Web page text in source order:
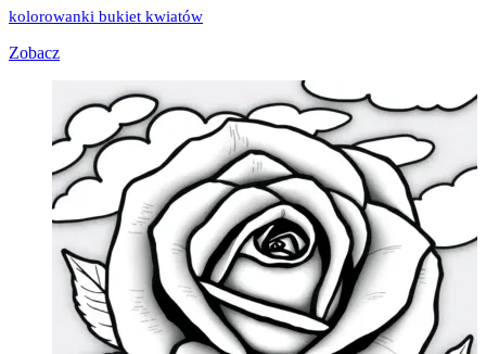
kolorowanki bukiet kwiatów
Zobacz